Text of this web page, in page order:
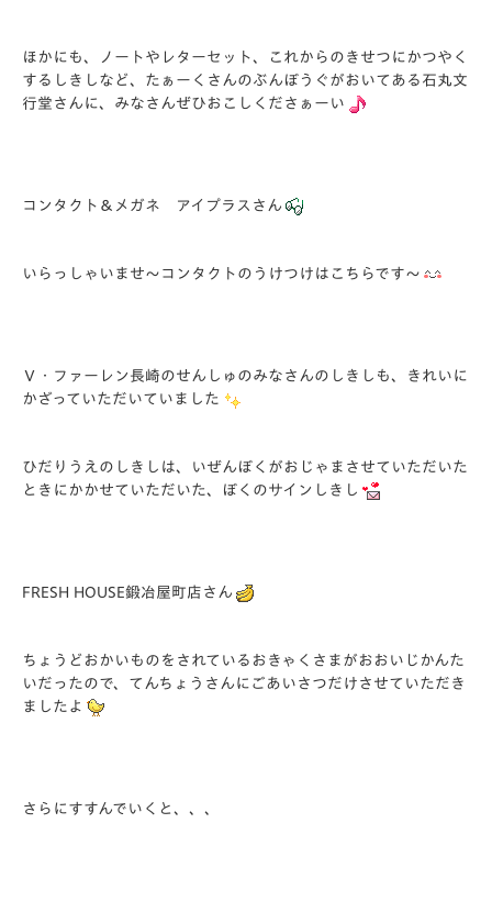
ほかにも、ノートやレターセット、これからのきせつにかつやく
するしきしなど、たぁーくさんのぶんぼうぐがおいてある石丸文
行堂さんに、みなさんぜひおこしくださぁーい
コンタクト＆メガネ アイプラスさん
いらっしゃいませ～コンタクトのうけつけはこちらです～
Ｖ・ファーレン長崎のせんしゅのみなさんのしきしも、きれいに
かざっていただいていました
ひだりうえのしきしは、いぜんぼくがおじゃまさせていただいた
ときにかかせていただいた、ぼくのサインしきし
FRESH HOUSE鍛冶屋町店さん
ちょうどおかいものをされているおきゃくさまがおおいじかんた
いだったので、てんちょうさんにごあいさつだけさせていただき
ましたよ
さらにすすんでいくと、、、